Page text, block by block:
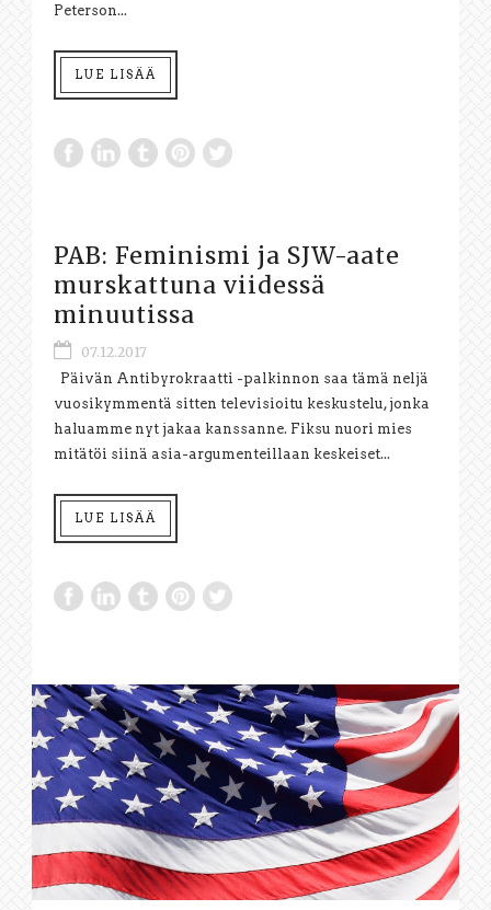
Peterson...
LUE LISÄÄ
PAB: Feminismi ja SJW-aate
murskattuna viidessä
minuutissa
07.12.2017
Päivän Antibyrokraatti -palkinnon saa tämä neljä
vuosikymmentä sitten televisioitu keskustelu, jonka
haluamme nyt jakaa kanssanne. Fiksu nuori mies
mitätöi siinä asia-argumenteillaan keskeiset...
LUE LISÄÄ